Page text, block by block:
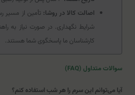
اصالت کالا در روشا: تأمین از مسیر
شرایط نگهداری. در صورت نیاز به
کارشناسان ما پاسخگوی شما هستند.
سوالات متداول (FAQ)
آیا می‌توانم این سرم را هر شب استفاده کنم؟